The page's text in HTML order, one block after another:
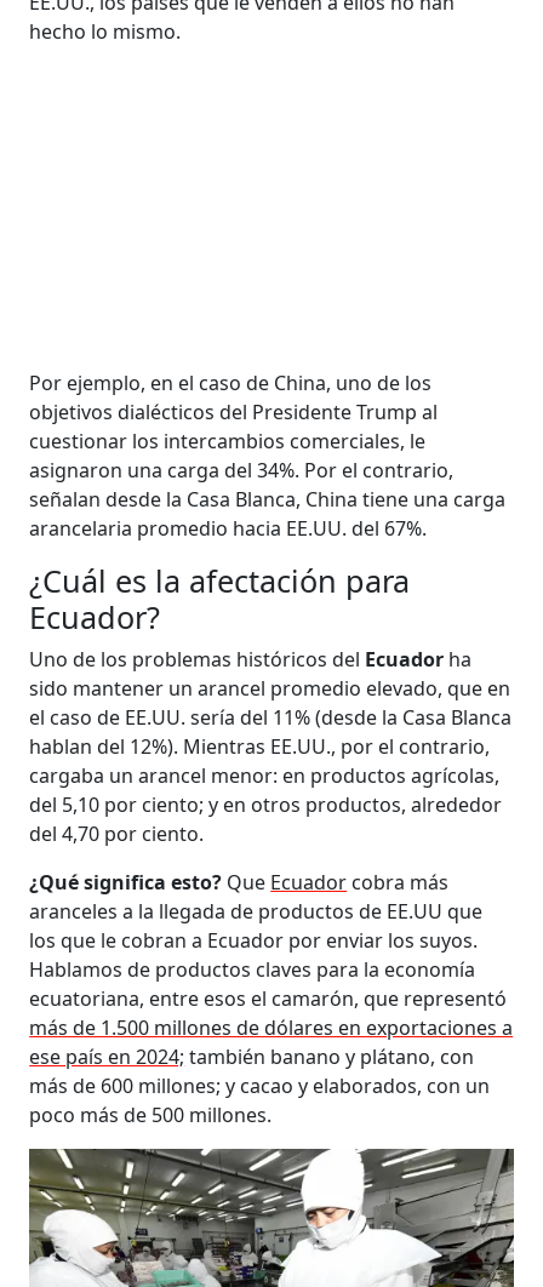
hecho lo mismo.
Por ejemplo, en el caso de China, uno de los
objetivos dialécticos del Presidente Trump al
cuestionar los intercambios comerciales, le
asignaron una carga del 34%. Por el contrario,
señalan desde la Casa Blanca, China tiene una carga
arancelaria promedio hacia EE.UU. del 67%.
¿Cuál es la afectación para
Ecuador?
Uno de los problemas históricos del Ecuador ha
sido mantener un arancel promedio elevado, que en
el caso de EE.UU. sería del 11% (desde la Casa Blanca
hablan del 12%). Mientras EE.UU., por el contrario,
cargaba un arancel menor: en productos agrícolas,
del 5,10 por ciento; y en otros productos, alrededor
del 4,70 por ciento.
¿Qué significa esto? Que Ecuador cobra más
aranceles a la llegada de productos de EE.UU que
los que le cobran a Ecuador por enviar los suyos.
Hablamos de productos claves para la economía
ecuatoriana, entre esos el camarón, que representó
más de 1.500 millones de dólares en exportaciones a
ese país en 2024; también banano y plátano, con
más de 600 millones; y cacao y elaborados, con un
poco más de 500 millones.